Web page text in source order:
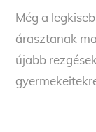
Még a
árasztanak
újabb